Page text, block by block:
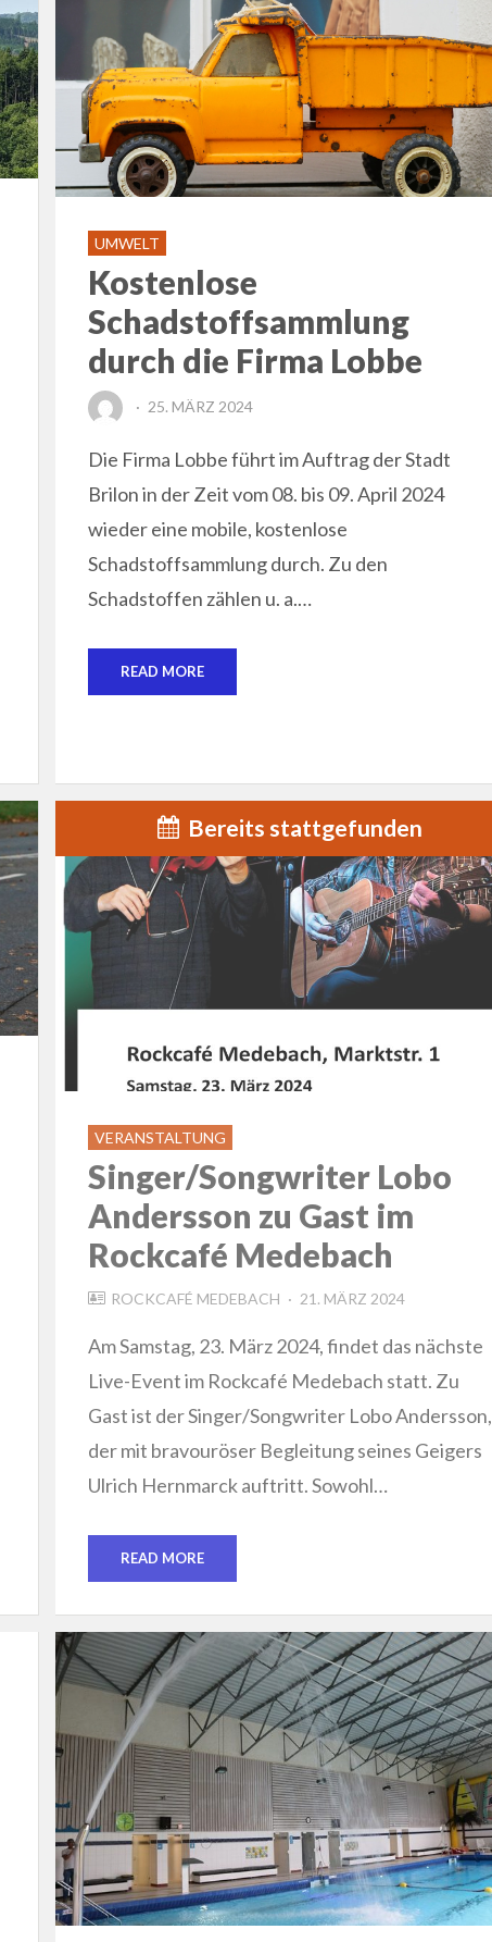
UMWELT
Kostenlose
Schadstoffsammlung
durch die Firma Lobbe
POSTED
25. MÄRZ 2024
Die Firma Lobbe führt im Auftrag der Stadt
Brilon in der Zeit vom 08. bis 09. April 2024
wieder eine mobile, kostenlose
Schadstoffsammlung durch. Zu den
Schadstoffen zählen u. a.…
READ MORE
Bereits stattgefunden
VERANSTALTUNG
Singer/Songwriter Lobo
Andersson zu Gast im
Rockcafé Medebach
ROCKCAFÉ MEDEBACH
POSTED
21. MÄRZ 2024
Am Samstag, 23. März 2024, findet das nächste
Live-Event im Rockcafé Medebach statt. Zu
Gast ist der Singer/Songwriter Lobo Andersson,
der mit bravouröser Begleitung seines Geigers
Ulrich Hernmarck auftritt. Sowohl…
READ MORE